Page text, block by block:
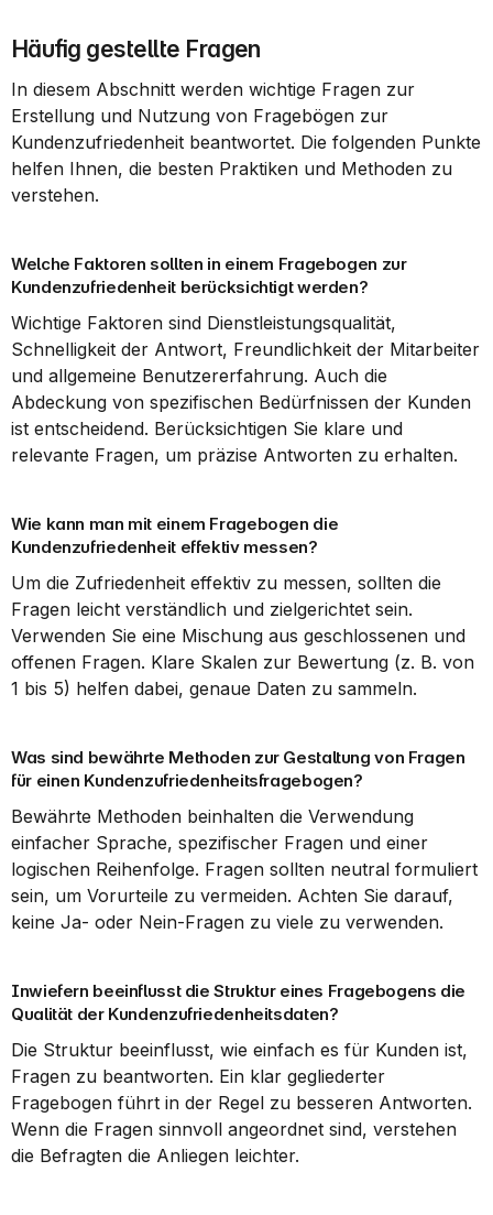
Häufig gestellte Fragen
In diesem Abschnitt werden wichtige Fragen zur
Erstellung und Nutzung von Fragebögen zur
Kundenzufriedenheit beantwortet. Die folgenden Punkte
helfen Ihnen, die besten Praktiken und Methoden zu
verstehen.
Welche Faktoren sollten in einem Fragebogen zur
Kundenzufriedenheit berücksichtigt werden?
Wichtige Faktoren sind Dienstleistungsqualität,
Schnelligkeit der Antwort, Freundlichkeit der Mitarbeiter
und allgemeine Benutzererfahrung. Auch die
Abdeckung von spezifischen Bedürfnissen der Kunden
ist entscheidend. Berücksichtigen Sie klare und
relevante Fragen, um präzise Antworten zu erhalten.
Wie kann man mit einem Fragebogen die
Kundenzufriedenheit effektiv messen?
Um die Zufriedenheit effektiv zu messen, sollten die
Fragen leicht verständlich und zielgerichtet sein.
Verwenden Sie eine Mischung aus geschlossenen und
offenen Fragen. Klare Skalen zur Bewertung (z. B. von
1 bis 5) helfen dabei, genaue Daten zu sammeln.
Was sind bewährte Methoden zur Gestaltung von Fragen
für einen Kundenzufriedenheitsfragebogen?
Bewährte Methoden beinhalten die Verwendung
einfacher Sprache, spezifischer Fragen und einer
logischen Reihenfolge. Fragen sollten neutral formuliert
sein, um Vorurteile zu vermeiden. Achten Sie darauf,
keine Ja- oder Nein-Fragen zu viele zu verwenden.
Inwiefern beeinflusst die Struktur eines Fragebogens die
Qualität der Kundenzufriedenheitsdaten?
Die Struktur beeinflusst, wie einfach es für Kunden ist,
Fragen zu beantworten. Ein klar gegliederter
Fragebogen führt in der Regel zu besseren Antworten.
Wenn die Fragen sinnvoll angeordnet sind, verstehen
die Befragten die Anliegen leichter.